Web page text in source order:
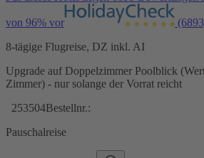
von 96% vor
8-tägige Flugreise, DZ inkl. AI
Upgrade auf Doppelzimmer Poolblick
Zimmer) - nur solange der Vorrat reicht
253504Bestellnr.:
Pauschalreise